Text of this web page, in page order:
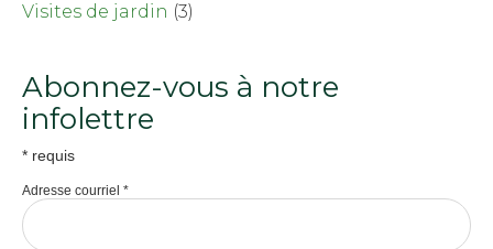
Visites de jardin (3)
Abonnez-vous à notre
infolettre
* requis
Adresse courriel *